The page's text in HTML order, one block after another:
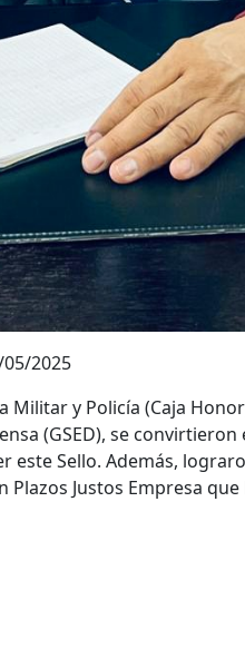
2025
Militar y Policía (Caja
(GSED), se
este Sello. Además,
Justos Empresa que